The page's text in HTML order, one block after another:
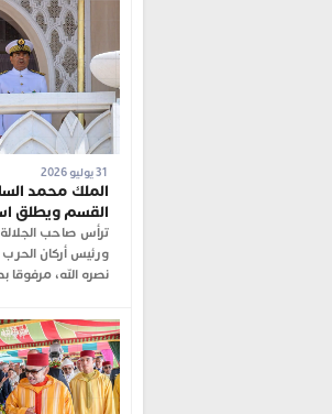
الملك محمد
القسم ويطلق
ترأس صاحب
ورئيس أركان الحرب
نصره الله،